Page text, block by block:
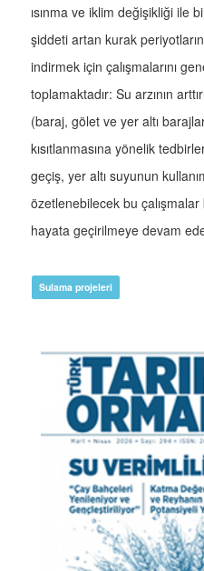
ısınma ve iklim değişikliği ile
şiddeti artan kurak
indirmek için çalışmalarını
toplamaktadır: Su arzının
(baraj, gölet ve yer altı
kısıtlanmasına yönelik
geçiş, yer altı suyunun
özetlenebilecek bu
hayata geçirilmeye devam
Sulama projeleri